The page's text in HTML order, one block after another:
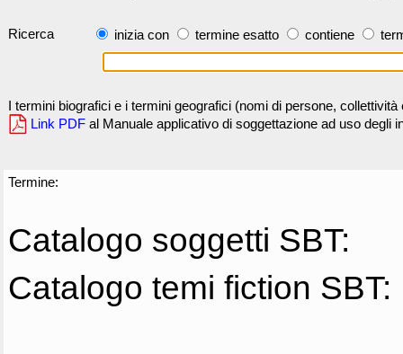
Ricerca inizia con termine esatto contiene
I termini biografici e i termini geografici (nomi di persone,
Link PDF al Manuale applicativo di soggettazione ad uso degli
Termine:
Catalogo soggetti SBT:
Catalogo temi fiction SBT: